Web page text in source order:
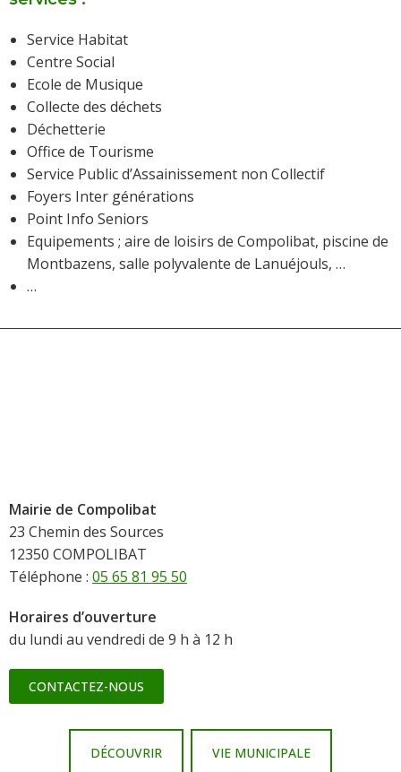
Service Habitat
Centre Social
Ecole de Musique
Collecte des déchets
Déchetterie
Office de Tourisme
Service Public d’Assainissement non Collectif
Foyers Inter générations
Point Info Seniors
Equipements ; aire de loisirs de Compolibat, piscine de
Montbazens, salle polyvalente de Lanuéjouls, …
…
Mairie de Compolibat
23 Chemin des Sources
12350 COMPOLIBAT
Téléphone : 05 65 81 95 50
Horaires d’ouverture
du lundi au vendredi de 9 h à 12 h
CONTACTEZ-NOUS
DÉCOUVRIR VIE MUNICIPALE